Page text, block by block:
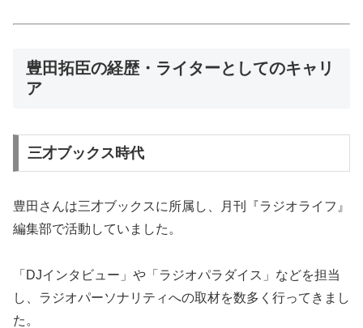
豊田拓臣の経歴・ライターとしてのキャリ
ア
三才ブックス時代
豊田さんは三才ブックスに所属し、月刊『ラジオライフ』
編集部で活動していました。
「DJインタビュー」や「ラジオパラダイス」などを担当
し、ラジオパーソナリティへの取材を数多く行ってきまし
た。